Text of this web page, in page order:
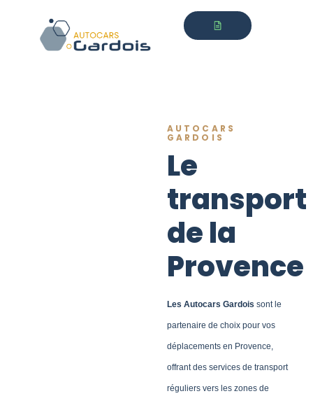
AUTOCARS
GARDOIS
Le
transport
de la
Provence
Les Autocars Gardois sont le
partenaire de choix pour vos
déplacements en Provence,
offrant des services de transport
réguliers vers les zones de